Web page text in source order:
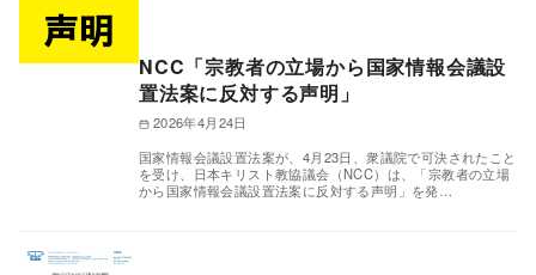
NCC「宗教者の立場から国家情報会議設
置法案に反対する声明」
2026年4月24日
国家情報会議設置法案が、4月23日、衆議院で可決されたこと
を受け、日本キリスト教協議会（NCC）は、「宗教者の立場
から国家情報会議設置法案に反対する声明」を発…